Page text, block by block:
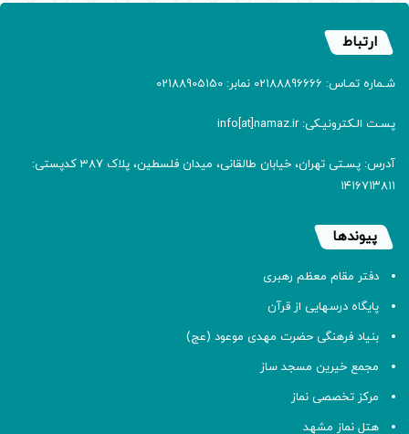
ارتباط
شـماره تمـاس: 02188896666 نمابر: 02188905150
پسـت الـکترونیـکی: info[at]namaz.ir
آدرس: پسـتی تهران، خیابان طالقانی، میدان فلسطین، پلاک 387 کدپستی:
۱۴۱۶۷۱۳۸۱۱
پیوندها
دفتر مقام معظم رهبری
پایگاه درسهایی از قرآن
بنیاد فرهنگی حضرت مهدی موعود (عج)
مجمع خیرین مسجد ساز
مرکز تخصصی نماز
هتل نماز مشهد